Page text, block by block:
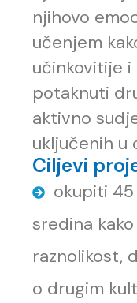
njihovo
učenjem
učinkovitije
potaknuti
aktivno
uključenih u
Ciljevi
okupiti
sredina
raznolikost,
o drugim